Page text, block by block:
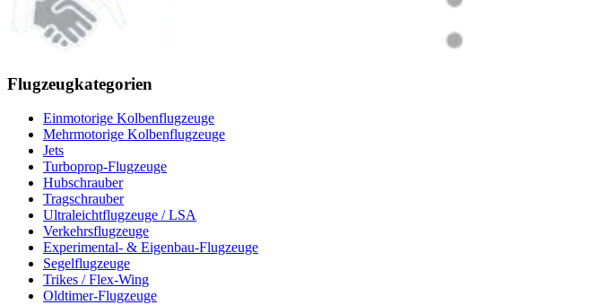
Flugzeugkategorien
Einmotorige Kolbenflugzeuge
Mehrmotorige Kolbenflugzeuge
Jets
Turboprop-Flugzeuge
Hubschrauber
Tragschrauber
Ultraleichtflugzeuge / LSA
Verkehrsflugzeuge
Experimental- & Eigenbau-Flugzeuge
Segelflugzeuge
Trikes / Flex-Wing
Oldtimer-Flugzeuge